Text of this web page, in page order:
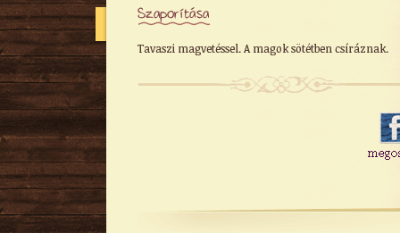
Szaporítása
Tavaszi magvetéssel. A magok sötétben csíráznak.